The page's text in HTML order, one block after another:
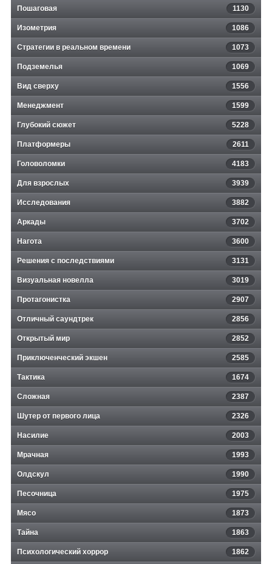
Пошаговая 1130
Изометрия 1086
Стратегии в реальном времени 1073
Подземелья 1069
Вид сверху 1556
Менеджмент 1599
Глубокий сюжет 5228
Платформеры 2611
Головоломки 4183
Для взрослых 3939
Исследования 3882
Аркады 3702
Нагота 3600
Решения с последствиями 3131
Визуальная новелла 3019
Протагонистка 2907
Отличный саундтрек 2856
Открытый мир 2852
Приключенческий экшен 2585
Тактика 1674
Сложная 2387
Шутер от первого лица 2326
Насилие 2003
Мрачная 1993
Олдскул 1990
Песочница 1975
Мясо 1873
Тайна 1863
Психологический хоррор 1862